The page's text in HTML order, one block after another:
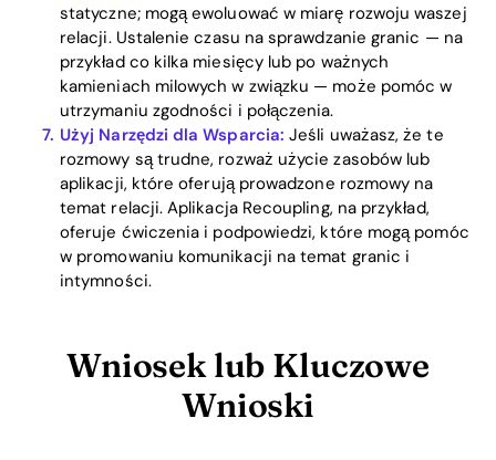
statyczne; mogą ewoluować w miarę rozwoju waszej
relacji. Ustalenie czasu na sprawdzanie granic — na
przykład co kilka miesięcy lub po ważnych
kamieniach milowych w związku — może pomóc w
utrzymaniu zgodności i połączenia.
Użyj Narzędzi dla Wsparcia: Jeśli uważasz, że te
rozmowy są trudne, rozważ użycie zasobów lub
aplikacji, które oferują prowadzone rozmowy na
temat relacji. Aplikacja Recoupling, na przykład,
oferuje ćwiczenia i podpowiedzi, które mogą pomóc
w promowaniu komunikacji na temat granic i
intymności.
Wniosek lub Kluczowe
Wnioski